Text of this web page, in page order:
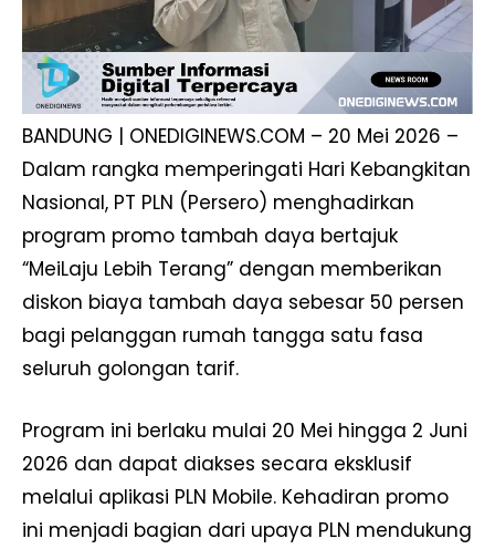
BANDUNG | ONEDIGINEWS.COM – 20 Mei 2026 –
Dalam rangka memperingati Hari Kebangkitan
Nasional, PT PLN (Persero) menghadirkan
program promo tambah daya bertajuk
“MeiLaju Lebih Terang” dengan memberikan
diskon biaya tambah daya sebesar 50 persen
bagi pelanggan rumah tangga satu fasa
seluruh golongan tarif.
Program ini berlaku mulai 20 Mei hingga 2 Juni
2026 dan dapat diakses secara eksklusif
melalui aplikasi PLN Mobile. Kehadiran promo
ini menjadi bagian dari upaya PLN mendukung